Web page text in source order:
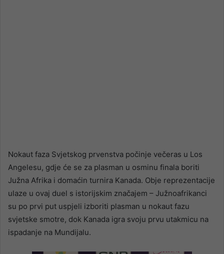
Nokaut faza Svjetskog prvenstva počinje večeras u Los
Angelesu, gdje će se za plasman u osminu finala boriti
Južna Afrika i domaćin turnira Kanada. Obje reprezentacije
ulaze u ovaj duel s istorijskim značajem – Južnoafrikanci
su po prvi put uspjeli izboriti plasman u nokaut fazu
svjetske smotre, dok Kanada igra svoju prvu utakmicu na
ispadanje na Mundijalu.